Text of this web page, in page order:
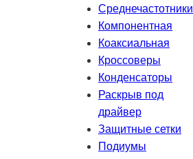
Среднечастотники
Компонентная
Коаксиальная
Кроссоверы
Конденсаторы
Раскрыв под
драйвер
Защитные сетки
Подиумы